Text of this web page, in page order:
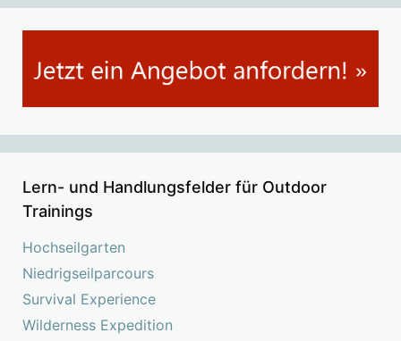
Lern- und Handlungsfelder für Outdoor
Trainings
Hochseilgarten
Niedrigseilparcours
Survival Experience
Wilderness Expedition